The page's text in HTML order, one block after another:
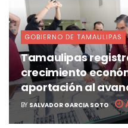
GOBIERNO DE TAMAULIPAS
Tamaulipas
crecimiento
aportación al
BY SALVADOR GARCIA SOTO